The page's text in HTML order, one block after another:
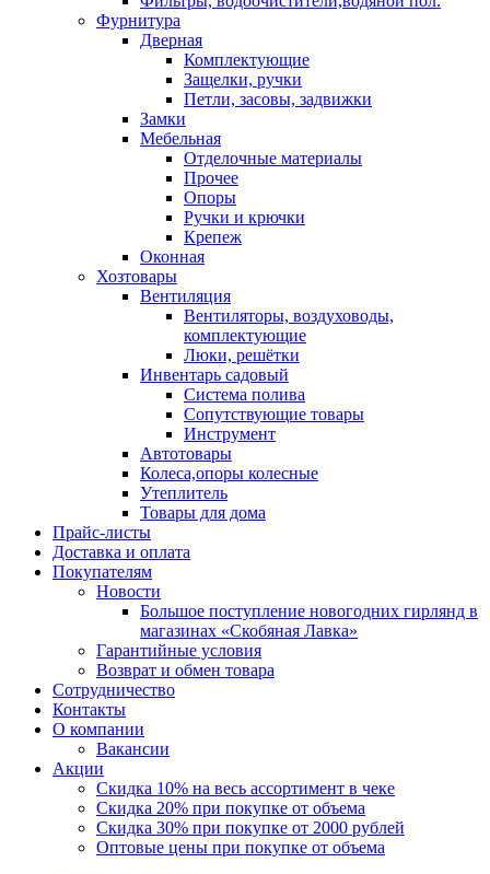
Фурнитура
Дверная
Комплектующие
Защелки, ручки
Петли, засовы, задвижки
Замки
Мебельная
Отделочные материалы
Прочее
Опоры
Ручки и крючки
Крепеж
Оконная
Хозтовары
Вентиляция
Вентиляторы, воздуховоды,
комплектующие
Люки, решётки
Инвентарь садовый
Система полива
Сопутствующие товары
Инструмент
Автотовары
Колеса,опоры колесные
Утеплитель
Товары для дома
Прайс-листы
Доставка и оплата
Покупателям
Новости
Большое поступление новогодних гирлянд в
магазинах «Скобяная Лавка»
Гарантийные условия
Возврат и обмен товара
Сотрудничество
Контакты
О компании
Вакансии
Акции
Скидка 10% на весь ассортимент в чеке
Скидка 20% при покупке от объема
Скидка 30% при покупке от 2000 рублей
Оптовые цены при покупке от объема